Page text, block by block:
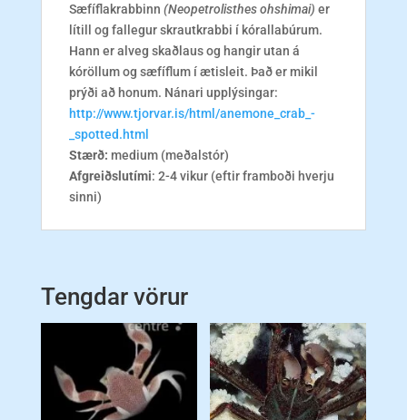
Sæfíflakrabbinn (Neopetrolisthes ohshimai) er
lítill og fallegur skrautkrabbi í kórallabúrum.
Hann er alveg skaðlaus og hangir utan á
kóröllum og sæfíflum í ætisleit. Það er mikil
prýði að honum. Nánari upplýsingar:
http://www.tjorvar.is/html/anemone_crab_-
_spotted.html
Stærð: medium (meðalstór)
Afgreiðslutími: 2-4 vikur (eftir framboði hverju
sinni)
Tengdar vörur